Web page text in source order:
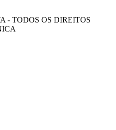
- TODOS OS DIREITOS